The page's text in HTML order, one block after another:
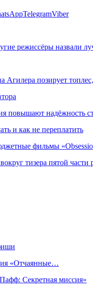
TelegramViber
режиссёры назвали
Агилера позирует
повышают надёжность
и как не переплатить
фильмы
тизера пятой части
«Отчаянные…
Секретная миссия»